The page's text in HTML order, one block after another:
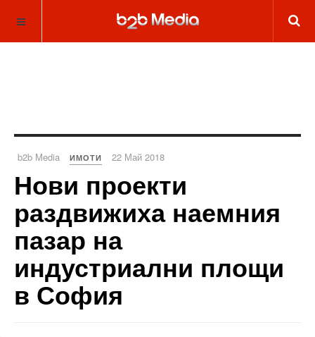
b2b Media ИМОТИ 22 Май 2018
Нови проекти
раздвижиха наемния
пазар на
индустриални площи
в София